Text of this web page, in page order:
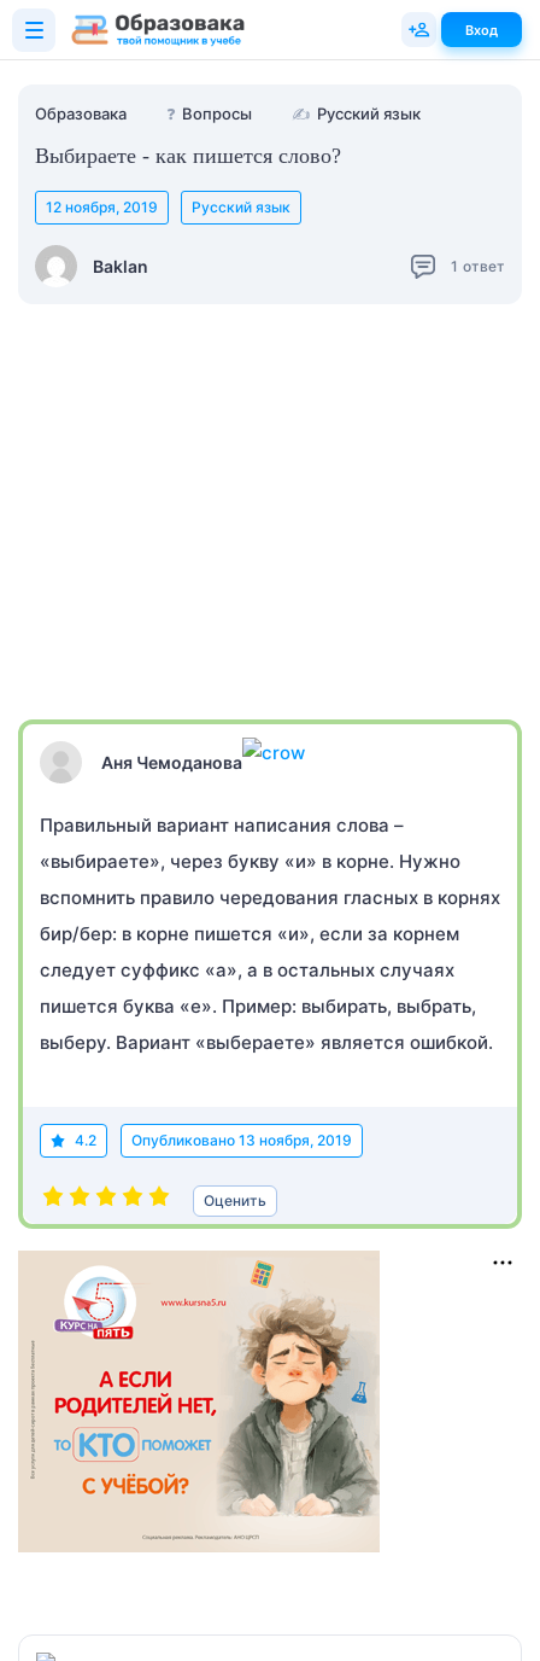
Образовака ❓ Вопросы ✍ Русский язык
Выбираете - как пишется слово?
Baklan
12 ноября, 2019 Русский язык
1 ответ
Аня Чемоданова
Правильный вариант написания слова –
«выбираете», через букву «и» в корне. Нужно
вспомнить правило чередования гласных в корнях
бир/бер: в корне пишется «и», если за корнем
следует суффикс «а», а в остальных случаях
пишется буква «е». Пример: выбирать, выбрать,
выберу. Вариант «выбераете» является ошибкой.
4.2 Опубликовано 13 ноября, 2019
Оценить
Вход